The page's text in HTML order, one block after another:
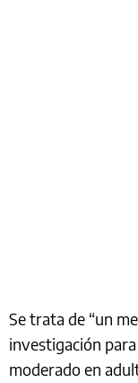
Se trata de “un
investigación
moderado en